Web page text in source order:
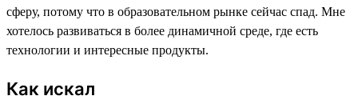
сферу, потому что в образовательном рынке сейчас спад. Мне
хотелось развиваться в более динамичной среде, где есть
технологии и интересные продукты.
Как искал